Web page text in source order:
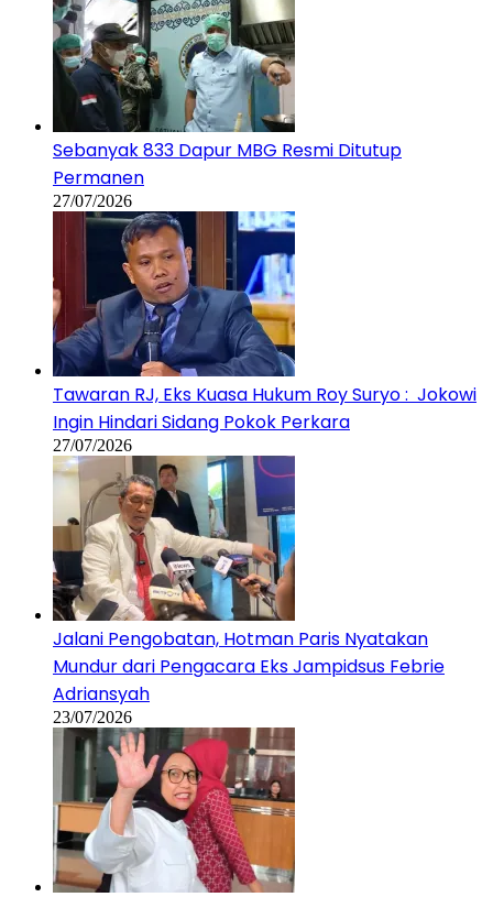
Sebanyak 833 Dapur MBG Resmi Ditutup
Permanen
27/07/2026
Tawaran RJ, Eks Kuasa Hukum Roy Suryo : Jokowi
Ingin Hindari Sidang Pokok Perkara
27/07/2026
Jalani Pengobatan, Hotman Paris Nyatakan
Mundur dari Pengacara Eks Jampidsus Febrie
Adriansyah
23/07/2026